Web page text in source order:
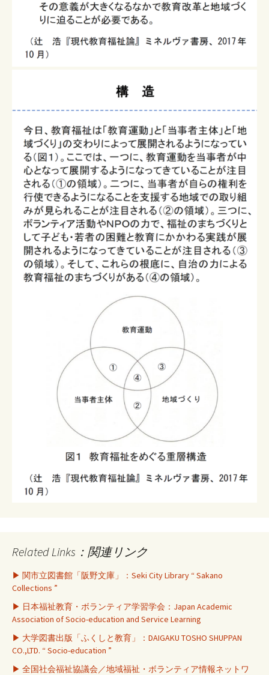
Related Links：関連リンク
▶ 関市立図書館「阪野文庫」：Seki City Library “ Sakano
Collections ”
▶ 日本福祉教育・ボランティア学習学会：Japan Academic
Association of Socio-education and Service Learning
▶ 大学図書出版「ふくしと教育」：DAIGAKU TOSHO SHUPPAN
CO.,LTD. “ Socio-education ”
▶ 全国社会福祉協議会／地域福祉・ボランティア情報ネットワ